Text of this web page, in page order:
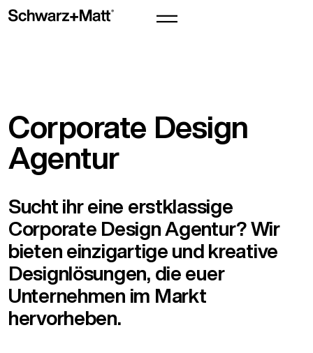
Corporate Design
Agentur
Sucht ihr eine erstklassige
Corporate Design Agentur? Wir
bieten einzigartige und kreative
Designlösungen, die euer
Unternehmen im Markt
hervorheben.